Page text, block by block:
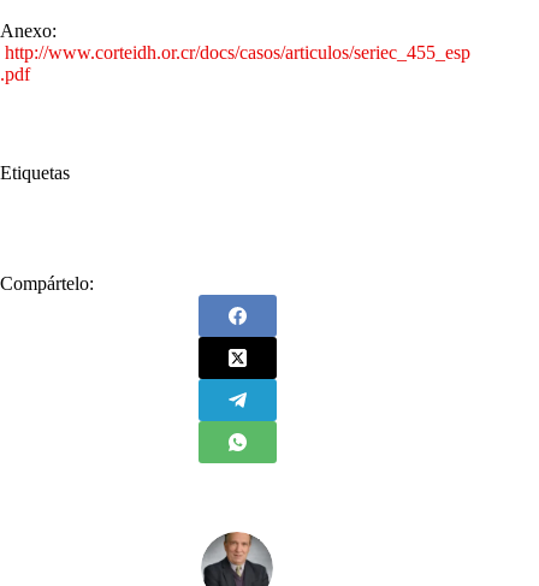
Anexo:
http://www.corteidh.or.cr/docs/casos/articulos/seriec_455_esp
.pdf
Etiquetas
Compártelo: